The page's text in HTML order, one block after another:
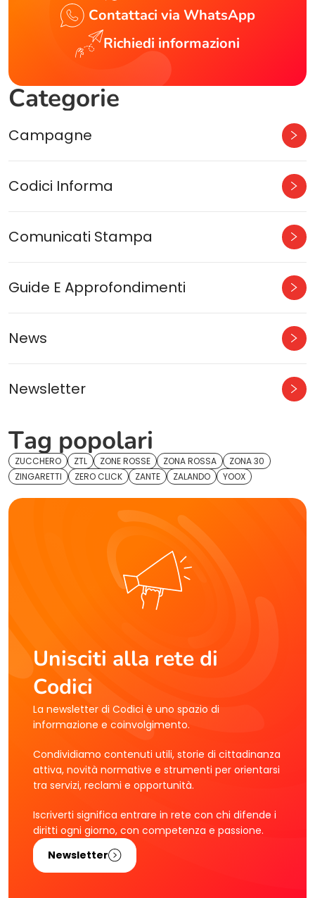
Contattaci via WhatsApp
Richiedi informazioni
Categorie
Campagne
Codici Informa
Comunicati Stampa
Guide E Approfondimenti
News
Newsletter
Tag popolari
ZUCCHERO ZTL ZONE ROSSE ZONA ROSSA
ZONA 30
ZINGARETTI
ZERO CLICK ZANTE ZALANDO YOOX
Unisciti alla rete di
Codici
La newsletter di Codici è uno spazio di
informazione e coinvolgimento.
Condividiamo contenuti utili, storie di cittadinanza
attiva, novità normative e strumenti per orientarsi
tra servizi, reclami e opportunità.
Iscriverti significa entrare in rete con chi difende i
diritti ogni giorno, con competenza e passione.
Newsletter